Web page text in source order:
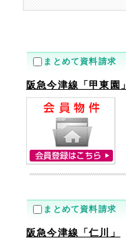
まとめて資料請求
阪急今津線「甲東園」
まとめて資料請求
阪急今津線「仁川」